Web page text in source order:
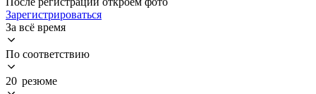
Зарегистрироваться
За всё время
По соответствию
20 резюме